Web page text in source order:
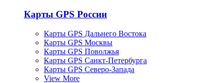
Карты GPS России
Карты GPS Дальнего Востока
Карты GPS Москвы
Карты GPS Поволжья
Карты GPS Санкт-Петербурга
Карты GPS Северо-Запада
View More